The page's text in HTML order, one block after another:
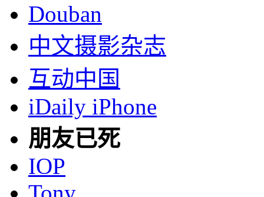
Douban
中文摄影杂志
互动中国
iDaily iPhone
朋友已死
IOP